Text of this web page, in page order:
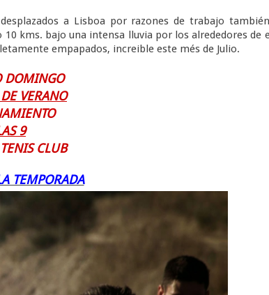
a Lisboa por razones de trabajo
kms. bajo una intensa lluvia por los alrededores de
empapados, increible este més de Julio.
DOMINGO
VERANO
9
CLUB
TEMPORADA